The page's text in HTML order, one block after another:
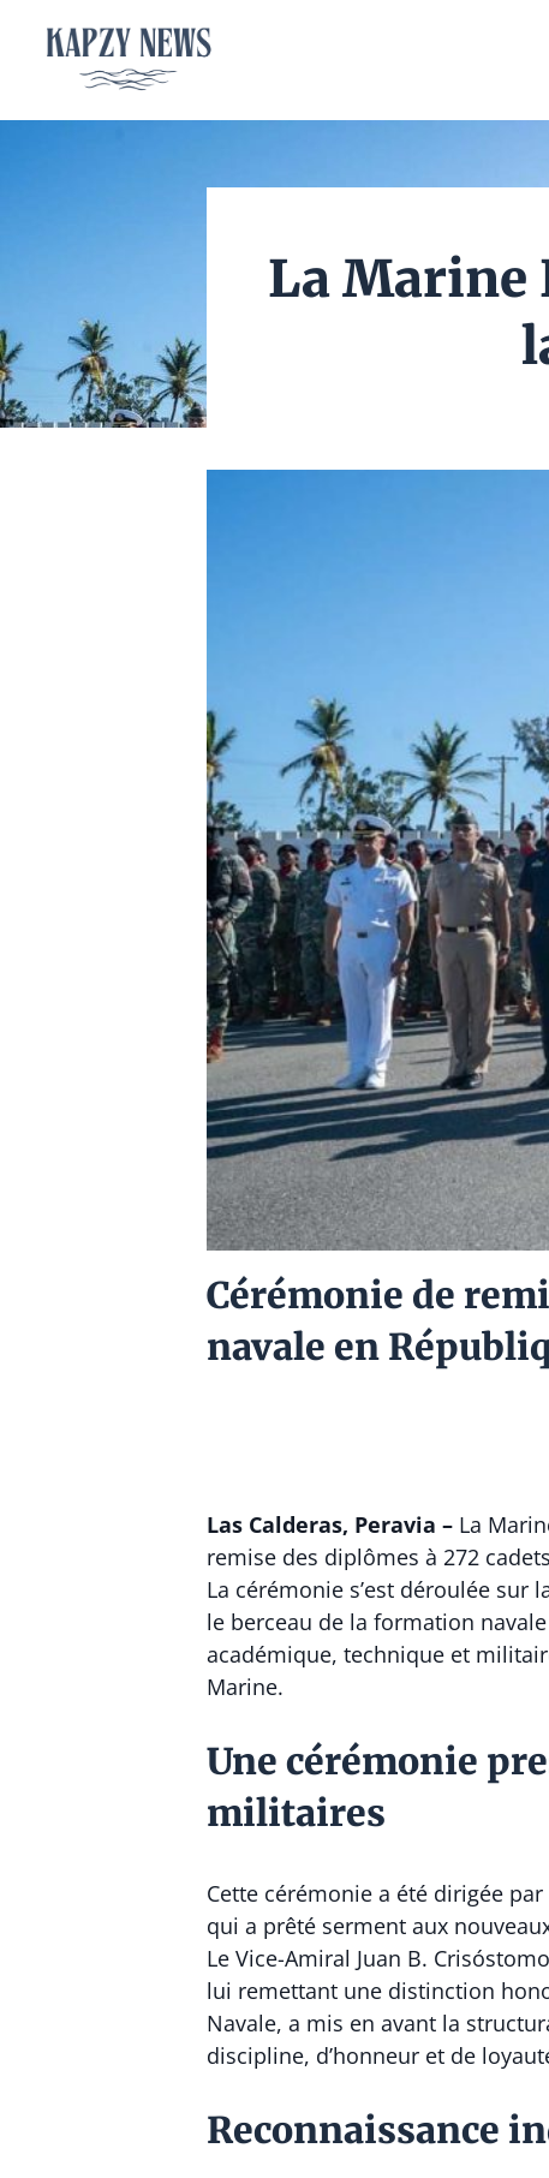
contenu
La Marine
Cérémonie de
navale en
Las Calderas, Peravia – La
remise des diplômes à 272
La cérémonie s’est déroulée sur
le berceau de la formation
académique, technique et
Marine.
Une cérémonie
militaires
Cette cérémonie a été dirigée
qui a prêté serment aux
Le Vice-Amiral Juan B.
lui remettant une distinction
Navale, a mis en avant la
discipline, d’honneur et de
Reconnaissance